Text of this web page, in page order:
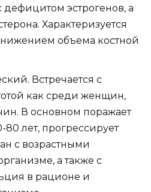
дефицитом эстрогенов, а
Характеризуется
объема костной
Встречается с
как среди женщин,
В основном поражает
лет, прогрессирует
с возрастными
а также с
в рационе и